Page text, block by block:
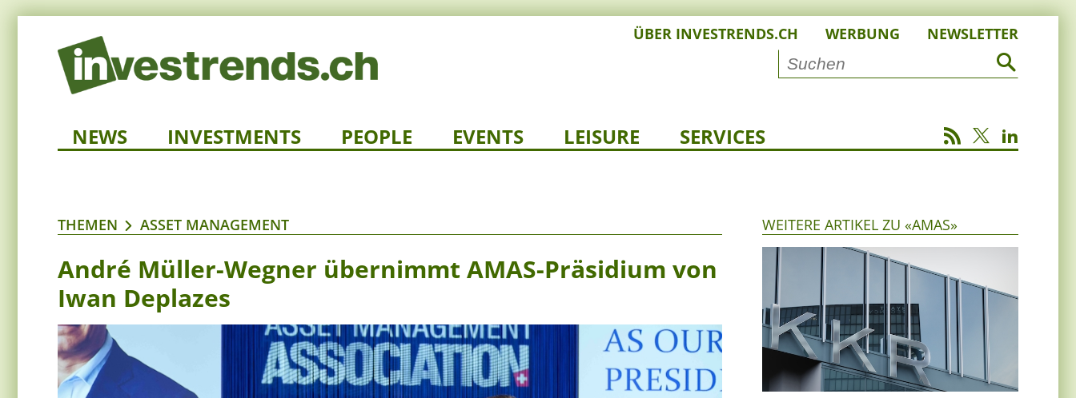
ÜBER INVESTRENDS.CH WERBUNG NEWSLETTER
NEWS INVESTMENTS PEOPLE EVENTS LEISURE SERVICES
THEMEN ASSET MANAGEMENT
André Müller-Wegner übernimmt AMAS-Präsidium von
Iwan Deplazes
WEITERE ARTIKEL ZU «AMAS»